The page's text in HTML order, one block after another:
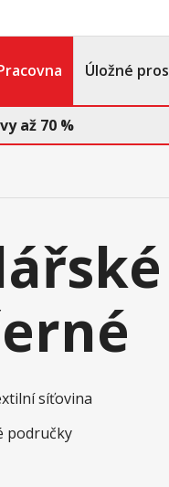
Úložné
až 70 %
síťovina
područky